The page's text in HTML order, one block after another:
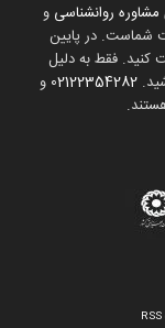
مشاوره روانشناسی و
شماست. در پایین
کنید. فقط به دلیل
02122354282 و